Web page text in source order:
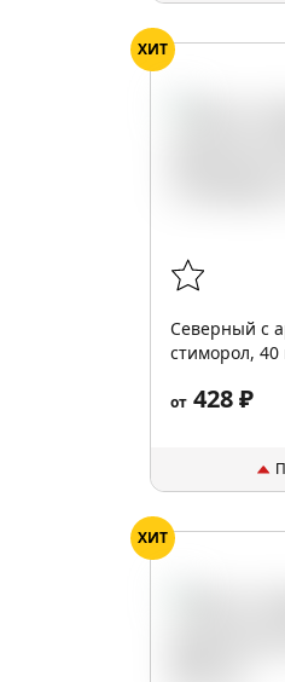
ХИТ
Северный с
стиморол, 40
от 428 ₽
ХИТ